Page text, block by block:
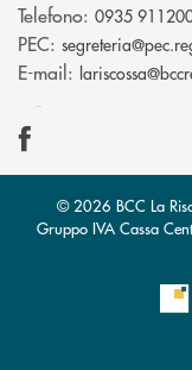
Telefono: 0935
PEC:
E-mail:
© 2026 BCC La
Gruppo IVA Cassa